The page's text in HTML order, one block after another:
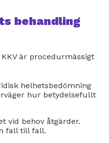
behandling
är procedurmässigt
helhetsbedömning
hur betydelsefullt
vid behov åtgärder.
fall till fall.